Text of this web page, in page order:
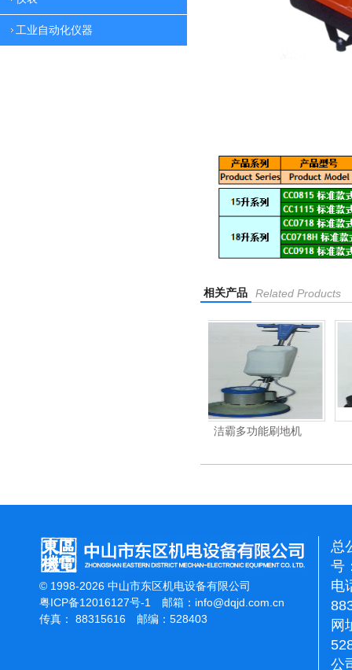
工业自动化仪器
相关产品 Related Products
洁霸石面加重翻新机
© 1998-2026 中山市东区机电设备有限公司
粤ICP备12016127号-1
邮箱： info@dqjd.com.cn
传真： 88315616 邮编：528403
总
号
电
网
公